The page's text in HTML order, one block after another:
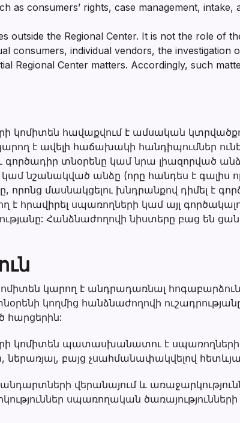
as consumers’ rights, case management, intake,
outside the Regional Center. It is not the role of
consumers, individual vendors, the investigation
Regional Center matters. Accordingly, such
կոմիտեն հավաքվում է ամսական
է ավելի հաճախակի հանդիպումներ
տնօրենը կամ նրա լիազորված
նշանակված անձը (որը հանդես է գալիս
մասնակցելու խնդրանքով դիմել է
հրավիրել սպառողների կամ այլ
Հանձնաժողովի նիստերը բաց են
կարող է անդրադառնալ
կողմից հանձնաժողովի
հարցերին:
կոմիտեն պատասխանատու է
բայց չսահմանափակվելով
վերանայում և
սպառողական